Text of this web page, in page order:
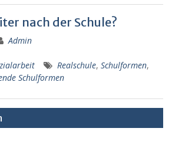
nach der Schule?
Admin
Realschule, Schulformen,
Schulformen